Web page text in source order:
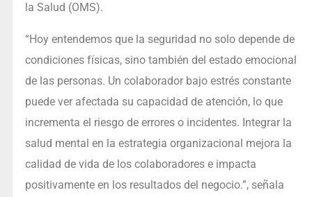
la Salud (OMS).
“Hoy entendemos que la seguridad no solo depende de
condiciones físicas, sino también del estado emocional
de las personas. Un colaborador bajo estrés constante
puede ver afectada su capacidad de atención, lo que
incrementa el riesgo de errores o incidentes. Integrar la
salud mental en la estrategia organizacional mejora la
calidad de vida de los colaboradores e impacta
positivamente en los resultados del negocio.”, señala